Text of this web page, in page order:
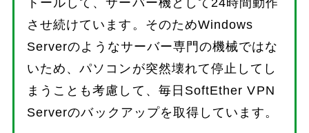
させ続けています。そのためWindows
Serverのようなサーバー専門の機械ではな
いため、パソコンが突然壊れて停止してし
まうことも考慮して、毎日SoftEther VPN
Serverのバックアップを取得しています。